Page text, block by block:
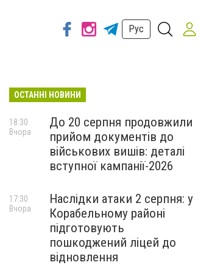
Рус
ОСТАННІ НОВИНИ
До 20 серпня продовжили
прийом документів до
військових вишів: деталі
вступної кампанії-2026
18:30
Вчора
Наслідки атаки 2 серпня: у
Корабельному районі
підготовують
пошкоджений ліцей до
відновлення
17:30
Вчора